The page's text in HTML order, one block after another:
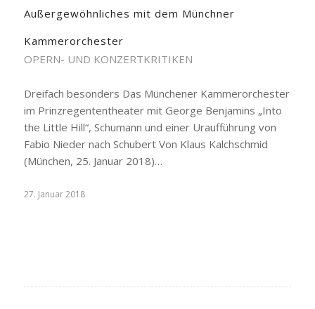
Außergewöhnliches mit dem Münchner
Kammerorchester
OPERN- UND KONZERTKRITIKEN
Dreifach besonders Das Münchener Kammerorchester
im Prinzregententheater mit George Benjamins „Into
the Little Hill“, Schumann und einer Uraufführung von
Fabio Nieder nach Schubert Von Klaus Kalchschmid
(München, 25. Januar 2018)…
27. Januar 2018